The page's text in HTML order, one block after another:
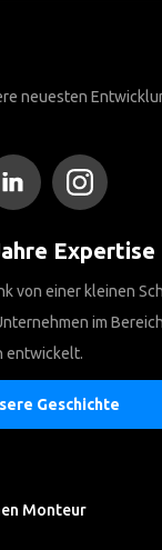
neuesten
Expertise
von einer kleinen
im Bereich
entwickelt.
Geschichte
Monteur